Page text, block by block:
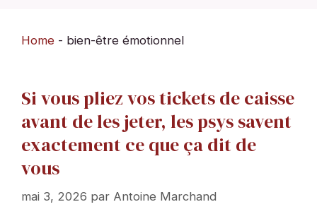
Home - bien-être émotionnel
Si vous pliez vos tickets de caisse
avant de les jeter, les psys savent
exactement ce que ça dit de
vous
mai 3, 2026 par Antoine Marchand